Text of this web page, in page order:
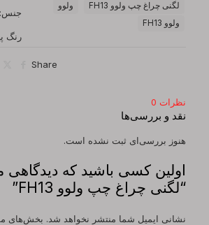
رنگ
لگنی چراغ چپ ولوو FH13
ولوو
ولوو FH13
Share
نظرات 0
نقد و بررسی‌ها
هنوز بررسی‌ای ثبت نشده است.
اولین کسی باشید که
“لگنی چراغ چپ ولوو FH13”
نشانی ایمیل شما منتشر نخواهد شد. بخش‌های